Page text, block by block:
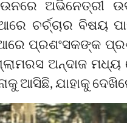
ଅଭିନେତ୍ରୀ
ଚର୍ଚ୍ଚାର ବିଷୟ
ପ୍ରଶଂସକଙ୍କ
ଅନ୍ଦାଜ ମଧ୍ୟ
ଆସିଛି, ଯାହାକୁ